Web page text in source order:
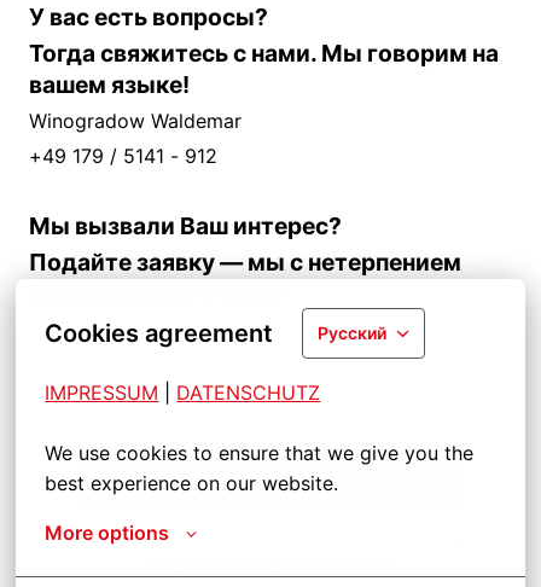
Cookies agreement Русский
IMPRESSUM DATENSCHUTZ
We use cookies to ensure that we give you the
best experience on our website.
More options
У вас есть вопросы?
Тогда свяжитесь с нами. Мы говорим на
вашем языке!
Winogradow Waldemar
+49 179 / 5141 - 912
Мы вызвали Ваш интерес?
Подайте заявку — мы с нетерпением
Подать заявление